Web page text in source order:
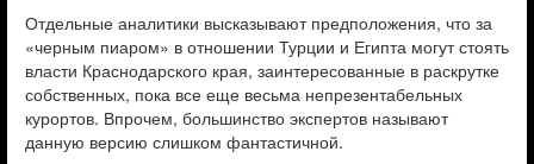
Отдельные аналитики высказывают предположения, что за
«черным пиаром» в отношении Турции и Египта могут стоять
власти Краснодарского края, заинтересованные в раскрутке
собственных, пока все еще весьма непрезентабельных
курортов. Впрочем, большинство экспертов называют
данную версию слишком фантастичной.